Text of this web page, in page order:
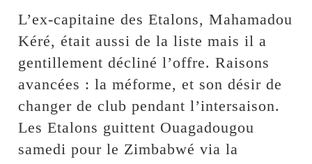
L’ex-capitaine des Etalons, Mahamadou
Kéré, était aussi de la liste mais il a
gentillement décliné l’offre. Raisons
avancées : la méforme, et son désir de
changer de club pendant l’intersaison.
Les Etalons guittent Ouagadougou
samedi pour le Zimbabwé via la